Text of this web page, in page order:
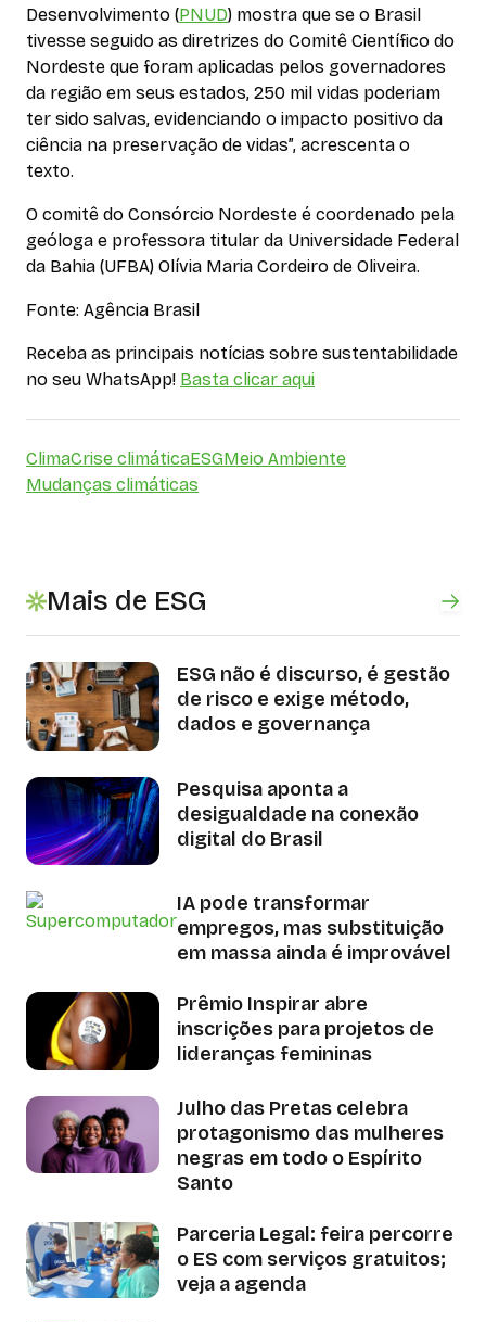
Desenvolvimento (PNUD) mostra que se o Brasil
tivesse seguido as diretrizes do Comitê Científico do
Nordeste que foram aplicadas pelos governadores
da região em seus estados, 250 mil vidas poderiam
ter sido salvas, evidenciando o impacto positivo da
ciência na preservação de vidas”, acrescenta o
texto.
O comitê do Consórcio Nordeste é coordenado pela
geóloga e professora titular da Universidade Federal
da Bahia (UFBA) Olívia Maria Cordeiro de Oliveira.
Fonte: Agência Brasil
Receba as principais notícias sobre sustentabilidade
no seu WhatsApp! Basta clicar aqui
ClimaCrise climáticaESGMeio Ambiente
Mudanças climáticas
Mais de ESG
ESG não é discurso, é gestão
de risco e exige método,
dados e governança
Pesquisa aponta a
desigualdade na conexão
digital do Brasil
IA pode transformar
empregos, mas substituição
em massa ainda é improvável
Prêmio Inspirar abre
inscrições para projetos de
lideranças femininas
Julho das Pretas celebra
protagonismo das mulheres
negras em todo o Espírito
Santo
Parceria Legal: feira percorre
o ES com serviços gratuitos;
veja a agenda